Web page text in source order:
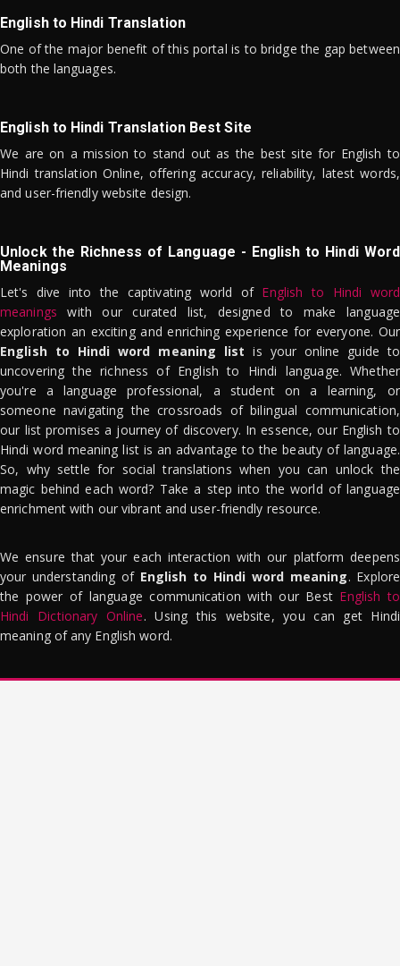
English to Hindi Translation
One of the major benefit of this portal is to bridge the gap between
both the languages.
English to Hindi Translation Best Site
We are on a mission to stand out as the best site for English to
Hindi translation Online, offering accuracy, reliability, latest words,
and user-friendly website design.
Unlock the Richness of Language - English to Hindi Word
Meanings
Let's dive into the captivating world of English to Hindi word
meanings with our curated list, designed to make language
exploration an exciting and enriching experience for everyone. Our
English to Hindi word meaning list is your online guide to
uncovering the richness of English to Hindi language. Whether
you're a language professional, a student on a learning, or
someone navigating the crossroads of bilingual communication,
our list promises a journey of discovery. In essence, our English to
Hindi word meaning list is an advantage to the beauty of language.
So, why settle for social translations when you can unlock the
magic behind each word? Take a step into the world of language
enrichment with our vibrant and user-friendly resource.
We ensure that your each interaction with our platform deepens
your understanding of English to Hindi word meaning. Explore
the power of language communication with our Best English to
Hindi Dictionary Online. Using this website, you can get Hindi
meaning of any English word.